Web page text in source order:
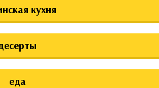
кухня
еда